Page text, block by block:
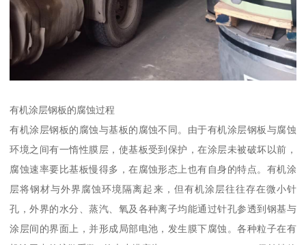
有机涂层钢板的腐蚀过程
有机涂层钢板的腐蚀与基板的腐蚀不同。由于有机涂层钢板与腐蚀
环境之间有一惰性膜层，使基板受到保护，在涂层未被破坏以前，
腐蚀速率要比基板慢得多，在腐蚀形态上也有自身的特点。有机涂
层将钢材与外界腐蚀环境隔离起来，但有机涂层往往存在微小针
孔，外界的水分、蒸汽、氧及各种离子均能通过针孔参透到钢基与
涂层间的界面上，并形成局部电池，发生膜下腐蚀。各种粒子在有